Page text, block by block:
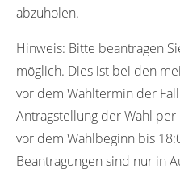
abzuholen.
Hinweis: Bitte beantragen
möglich. Dies ist bei den
vor dem Wahltermin der
Antragstellung der Wahl
vor dem Wahlbeginn bis
Beantragungen sind nur in